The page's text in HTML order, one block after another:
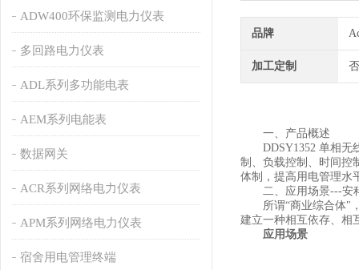
ADW400环保监测电力仪表
多回路电力仪表
ADL系列多功能电表
AEM系列电能表
数据网关
ACR系列网络电力仪表
APM系列网络电力仪表
宿舍用电管理终端
品牌
加工定制
一、产品概述
DDSY1352 单相无线
制、负载控制、时间控
体制，提高用电管理水
二、应用场景---安科
所谓“商业综合体"，
建立一种相互依存、相
应用场景